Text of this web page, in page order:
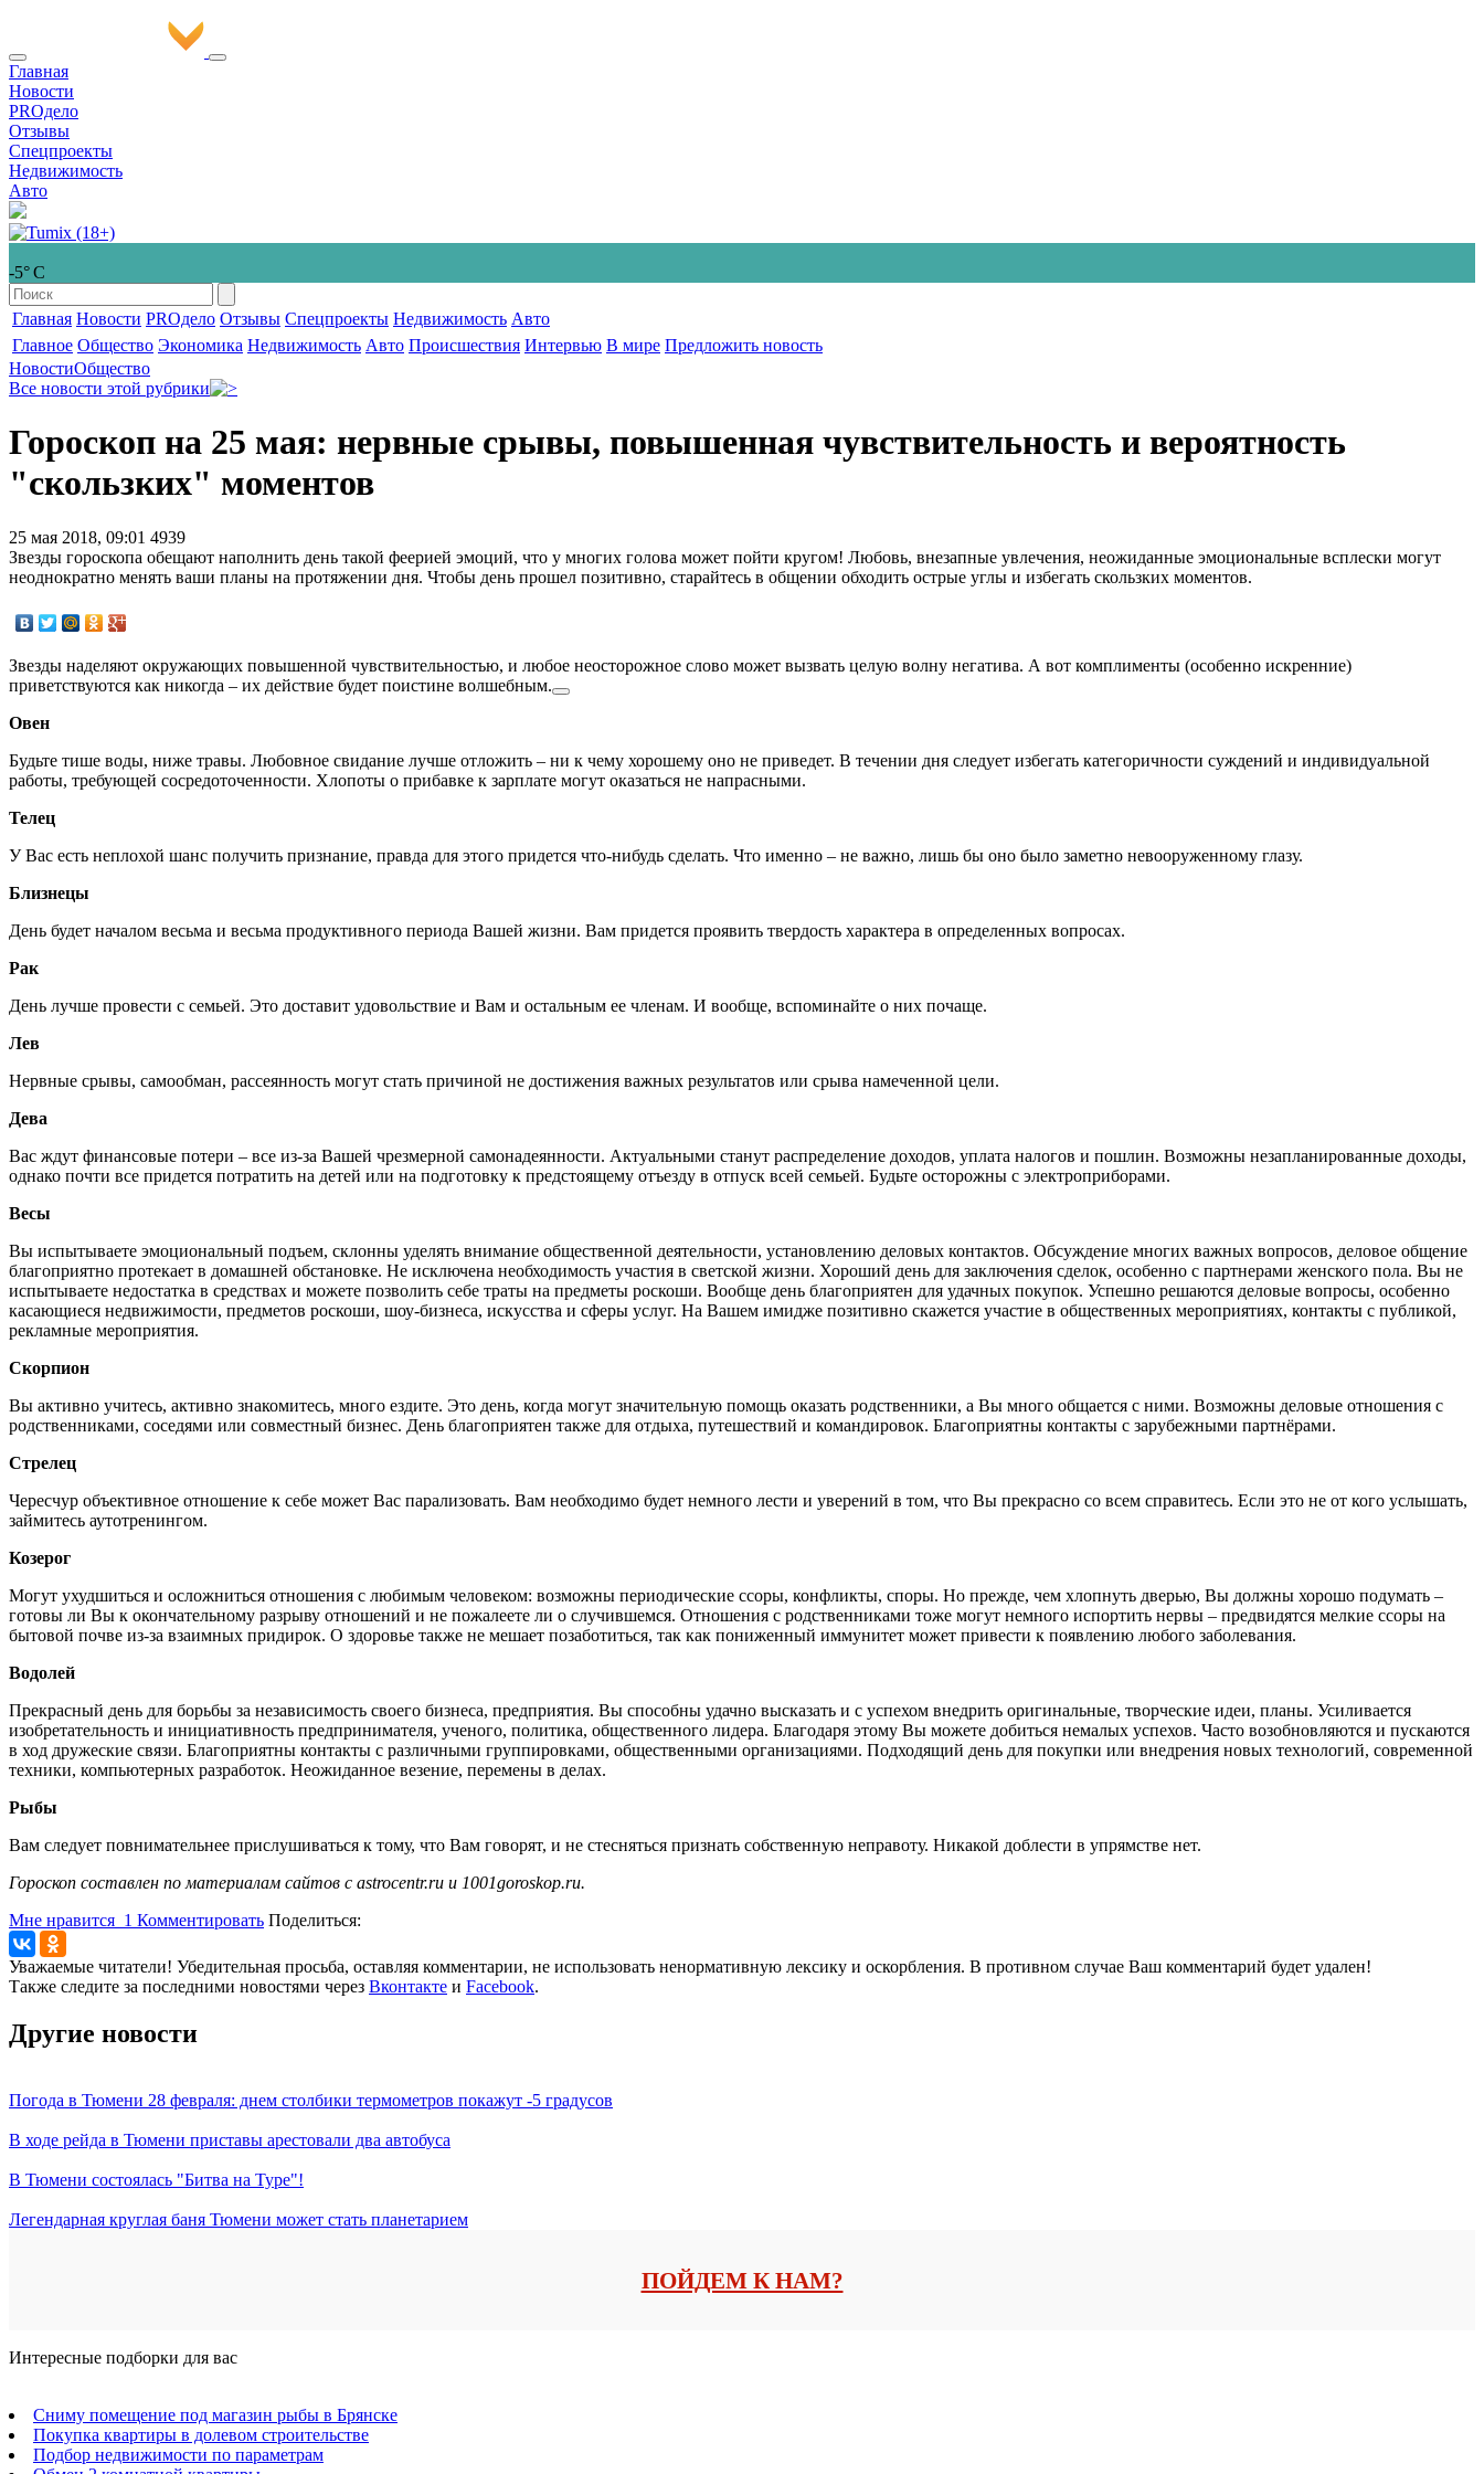
Главная
Новости
PROдело
Отзывы
Спецпроекты
Недвижимость
Авто
-5° С
Главная Новости PROдело Отзывы Спецпроекты Недвижимость Авто
Главное Общество Экономика Недвижимость Авто Происшествия Интервью В мире Предложить новость
НовостиОбщество
Все новости этой рубрики
Гороскоп на 25 мая: нервные срывы, повышенная чувствительность и вероятность
"скользких" моментов
25 мая 2018, 09:01 4939
Звезды гороскопа обещают наполнить день такой феерией эмоций, что у многих голова может пойти кругом! Любовь, внезапные увлечения, неожиданные эмоциональные всплески могут
неоднократно менять ваши планы на протяжении дня. Чтобы день прошел позитивно, старайтесь в общении обходить острые углы и избегать скользких моментов.
Звезды наделяют окружающих повышенной чувствительностью, и любое неосторожное слово может вызвать целую волну негатива. А вот комплименты (особенно искренние)
приветствуются как никогда – их действие будет поистине волшебным.
Овен
Будьте тише воды, ниже травы. Любовное свидание лучше отложить – ни к чему хорошему оно не приведет. В течении дня следует избегать категоричности суждений и индивидуальной
работы, требующей сосредоточенности. Хлопоты о прибавке к зарплате могут оказаться не напрасными.
Телец
У Вас есть неплохой шанс получить признание, правда для этого придется что-нибудь сделать. Что именно – не важно, лишь бы оно было заметно невооруженному глазу.
Близнецы
День будет началом весьма и весьма продуктивного периода Вашей жизни. Вам придется проявить твердость характера в определенных вопросах.
Рак
День лучше провести с семьей. Это доставит удовольствие и Вам и остальным ее членам. И вообще, вспоминайте о них почаще.
Лев
Нервные срывы, самообман, рассеянность могут стать причиной не достижения важных результатов или срыва намеченной цели.
Дева
Вас ждут финансовые потери – все из-за Вашей чрезмерной самонадеянности. Актуальными станут распределение доходов, уплата налогов и пошлин. Возможны незапланированные доходы,
однако почти все придется потратить на детей или на подготовку к предстоящему отъезду в отпуск всей семьей. Будьте осторожны с электроприборами.
Весы
Вы испытываете эмоциональный подъем, склонны уделять внимание общественной деятельности, установлению деловых контактов. Обсуждение многих важных вопросов, деловое общение
благоприятно протекает в домашней обстановке. Не исключена необходимость участия в светской жизни. Хороший день для заключения сделок, особенно с партнерами женского пола. Вы не
испытываете недостатка в средствах и можете позволить себе траты на предметы роскоши. Вообще день благоприятен для удачных покупок. Успешно решаются деловые вопросы, особенно
касающиеся недвижимости, предметов роскоши, шоу-бизнеса, искусства и сферы услуг. На Вашем имидже позитивно скажется участие в общественных мероприятиях, контакты с публикой,
рекламные мероприятия.
Скорпион
Вы активно учитесь, активно знакомитесь, много ездите. Это день, когда могут значительную помощь оказать родственники, а Вы много общается с ними. Возможны деловые отношения с
родственниками, соседями или совместный бизнес. День благоприятен также для отдыха, путешествий и командировок. Благоприятны контакты с зарубежными партнёрами.
Стрелец
Чересчур объективное отношение к себе может Вас парализовать. Вам необходимо будет немного лести и уверений в том, что Вы прекрасно со всем справитесь. Если это не от кого услышать,
займитесь аутотренингом.
Козерог
Могут ухудшиться и осложниться отношения с любимым человеком: возможны периодические ссоры, конфликты, споры. Но прежде, чем хлопнуть дверью, Вы должны хорошо подумать –
готовы ли Вы к окончательному разрыву отношений и не пожалеете ли о случившемся. Отношения с родственниками тоже могут немного испортить нервы – предвидятся мелкие ссоры на
бытовой почве из-за взаимных придирок. О здоровье также не мешает позаботиться, так как пониженный иммунитет может привести к появлению любого заболевания.
Водолей
Прекрасный день для борьбы за независимость своего бизнеса, предприятия. Вы способны удачно высказать и с успехом внедрить оригинальные, творческие идеи, планы. Усиливается
изобретательность и инициативность предпринимателя, ученого, политика, общественного лидера. Благодаря этому Вы можете добиться немалых успехов. Часто возобновляются и пускаются
в ход дружеские связи. Благоприятны контакты с различными группировками, общественными организациями. Подходящий день для покупки или внедрения новых технологий, современной
техники, компьютерных разработок. Неожиданное везение, перемены в делах.
Рыбы
Вам следует повнимательнее прислушиваться к тому, что Вам говорят, и не стесняться признать собственную неправоту. Никакой доблести в упрямстве нет.
Гороскоп составлен по материалам сайтов с astrocentr.ru и 1001goroskop.ru.
Мне нравится 1 Комментировать Поделиться:
Уважаемые читатели! Убедительная просьба, оставляя комментарии, не использовать ненормативную лексику и оскорбления. В противном случае Ваш комментарий будет удален!
Также следите за последними новостями через Вконтакте и Facebook.
Другие новости
Погода в Тюмени 28 февраля: днем столбики термометров покажут -5 градусов
В ходе рейда в Тюмени приставы арестовали два автобуса
В Тюмени состоялась "Битва на Туре"!
Легендарная круглая баня Тюмени может стать планетарием
ПОЙДЕМ К НАМ?
Интересные подборки для вас
Сниму помещение под магазин рыбы в Брянске
Покупка квартиры в долевом строительстве
Подбор недвижимости по параметрам